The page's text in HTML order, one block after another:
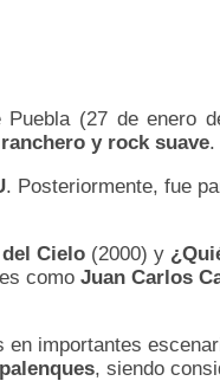
(27 de enero
y rock suave.
. Posteriormente, fue
Cielo (2000) y
como Juan Carlos
en importantes
, siendo